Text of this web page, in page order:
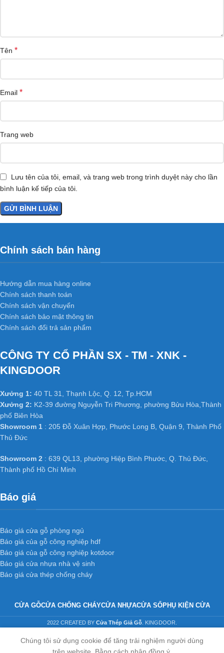
Tên *
Email *
Trang web
Lưu tên của tôi, email, và trang web trong trình duyệt này cho lần
bình luận kế tiếp của tôi.
Chính sách bán hàng
Hướng dẫn mua hàng online
Chính sách thanh toán
Chính sách vận chuyển
Chính sách bảo mật thông tin
Chính sách đổi trả sản phẩm
CÔNG TY CỔ PHẦN SX - TM - XNK -
KINGDOOR
Xưởng 1: 40 TL 31, Thạnh Lộc, Q. 12, Tp.HCM
Xưởng 2: K2-39 đường Nguyễn Tri Phương, phường Bửu Hòa,Thành
phố Biên Hòa
Showroom 1 : 205 Đỗ Xuân Hợp, Phước Long B, Quận 9, Thành Phố
Thủ Đức
Showroom 2 : 639 QL13, phường Hiệp Bình Phước, Q. Thủ Đức,
Thành phố Hồ Chí Minh
Báo giá
Báo giá cửa gỗ phòng ngủ
Báo giá của gỗ công nghiệp hdf
Báo giá của gỗ công nghiệp kotdoor
Báo giá cửa nhựa nhà vệ sinh
Báo giá cửa thép chống cháy
CỬA GỖCỬA CHỐNG CHÁYCỬA NHỰACỬA SỔPHỤ KIỆN CỬA
2022 CREATED BY Cửa Thép Giả Gỗ . KINGDOOR.
Chúng tôi sử dụng cookie để tăng trải nghiệm người dùng